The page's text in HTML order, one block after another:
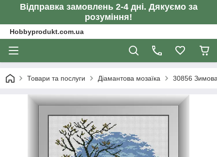
Відправка замовлень 2-4 дні. Дякуємо за
розуміння!
Hobbyprodukt.com.ua
Товари та послуги Діамантова мозаїка 30856